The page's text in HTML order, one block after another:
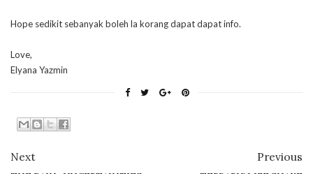
Hope sedikit sebanyak boleh la korang dapat dapat info.
Love,
Elyana Yazmin
Next Previous